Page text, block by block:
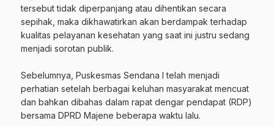
tersebut tidak diperpanjang atau dihentikan secara
sepihak, maka dikhawatirkan akan berdampak terhadap
kualitas pelayanan kesehatan yang saat ini justru sedang
menjadi sorotan publik.
‎Sebelumnya, Puskesmas Sendana I telah menjadi
perhatian setelah berbagai keluhan masyarakat mencuat
dan bahkan dibahas dalam rapat dengar pendapat (RDP)
bersama DPRD Majene beberapa waktu lalu.